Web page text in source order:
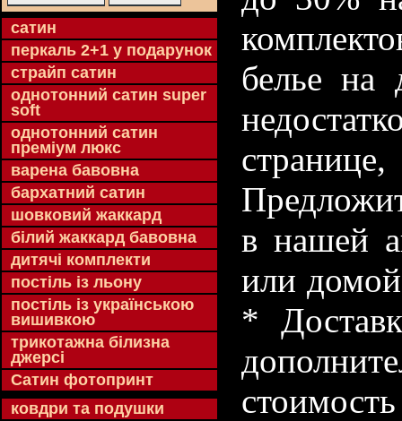
cатин
перкаль 2+1 у подарунок
страйп сатин
однотонний сатин super
soft
однотонний сатин
преміум люкс
варена бавовна
бархатний сатин
шовковий жаккард
білий жаккард бавовна
дитячі комплекти
постіль із льону
постіль із українською
вишивкою
трикотажна білизна
джерсі
Сатин фотопринт
ковдри та подушки
белье на
в нашей
или
*